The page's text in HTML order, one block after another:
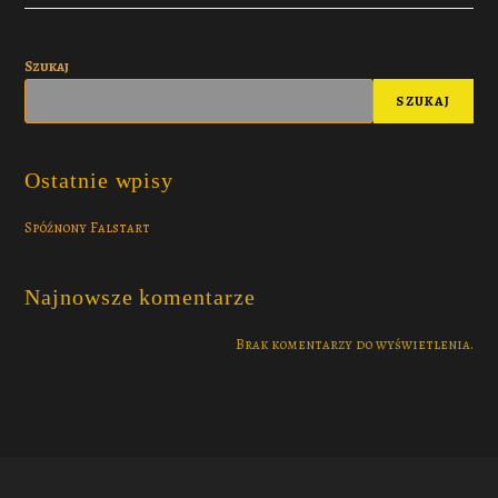
Szukaj
SZUKAJ
Ostatnie wpisy
Spóźnony Falstart
Najnowsze komentarze
Brak komentarzy do wyświetlenia.